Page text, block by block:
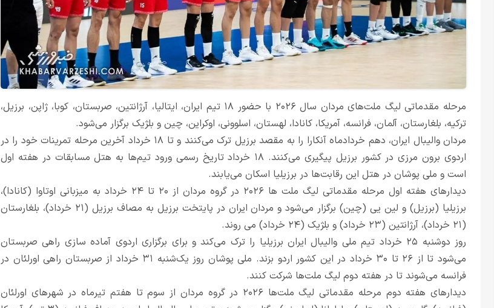
مرحله مقدماتی لیگ ملت‌های مردان سال ۲۰۲۶ با حضور ۱۸ تیم ایران، ایتالیا، آرژانتین، صربستان، کوبا، ژاپن، برزیل،
ترکیه، بلغارستان، آلمان، فرانسه، آمریکا، کانادا، لهستان، اسلوونی، اوکراین، چین و بلژیک برگزار می‌شود.
مردان والیبال ایران، دهم خردادماه آنکارا را به مقصد برزیل ترک می‌کنند و تا ۱۸ خرداد آخرین مرحله تمرینات خود را در
اردوی برون مرزی در کشور برزیل پیگیری می‌کنند. ۱۸ خرداد تاریخ رسمی ورود تیم‌ها به هتل مسابقات در هفته اول
است و ملی پوشان در هتل این رقابت‌ها در برزیلیا اسکان می‌یابند.
دیدارهای هفته اول مرحله مقدماتی لیگ ملت ها ۲۰۲۶ در گروه مردان از ۲۰ تا ۲۴ خرداد به میزبانی اوتاوا (کانادا)،
برزیلیا (برزیل) و لین یی (چین) برگزار می‌شود و مردان ایران در پایتخت برزیل به مصاف برزیل (۲۱ خرداد)، بلغارستان
(۲۱ خرداد)، آرژانتین (۲۳ خرداد) و بلژیک (۲۴ خرداد) می روند.
روز دوشنبه ۲۵ خرداد تیم ملی والیبال ایران برزیلیا را ترک می‌کند و برای برگزاری اردوی آماده سازی راهی صربستان
می‌شود تا از ۲۶ تا ۳۰ خرداد در این کشور اردو بزند. ملی پوشان روز یک‌شنبه ۳۱ خرداد از صربستان راهی اورلئان در
فرانسه می‌شوند تا در هفته دوم لیگ ملت‌ها شرکت کنند.
دیدارهای هفته دوم مرحله مقدماتی لیگ ملت‌ها ۲۰۲۶ در گروه مردان از سوم تا هفتم تیرماه در شهرهای اورلئان